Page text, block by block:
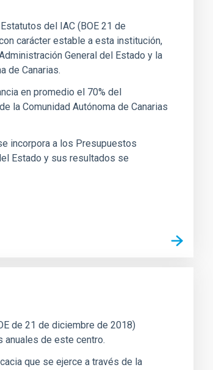
del IAC (BOE 21 de
carácter estable a esta institución,
General del Estado y la
de Canarias.
en promedio el 70% del
la Comunidad Autónoma de Canarias
incorpora a los Presupuestos
Estado y sus resultados se
de 21 de diciembre de 2018)
anuales de este centro.
que se ejerce a través de la